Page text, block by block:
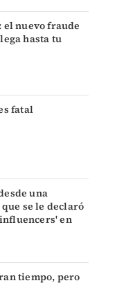
el nuevo fraude
hasta tu
fatal
una
se le declaró
en
tiempo, pero